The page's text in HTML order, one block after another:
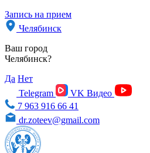
Запись на прием
Челябинск
Ваш город
Челябинск?
Да Нет
Telegram
VK Видео
7 963 916 66 41
dr.zoteev@gmail.com